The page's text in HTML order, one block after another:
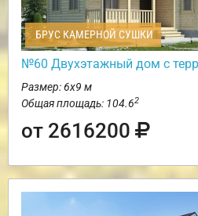
БРУС КАМЕРНОЙ СУШКИ
№60 Двухэтажный дом с
Размер: 6х9 м
Общая площадь: 104.62
от 2616200